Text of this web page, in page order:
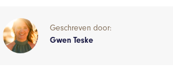
Geschreven door:
Gwen Teske